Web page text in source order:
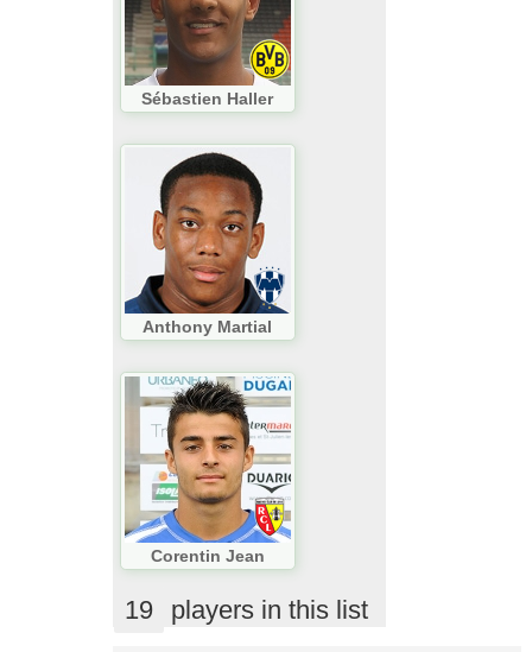
Sébastien Haller
Anthony Martial
Corentin Jean
19 players in this list